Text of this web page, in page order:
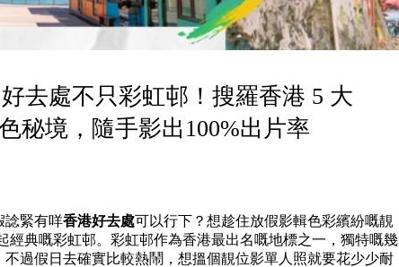
好去處不只彩虹邨！搜羅香港 5 大
秘境，隨手影出100%出片率
諗緊有咩香港好去處可以行下？想趁住放假影輯色彩繽紛嘅靚
經典嘅彩虹邨。彩虹邨作為香港最出名嘅地標之一，獨特嘅幾
過假日去確實比較熱鬧，想搵個靚位影單人照就要花少少耐